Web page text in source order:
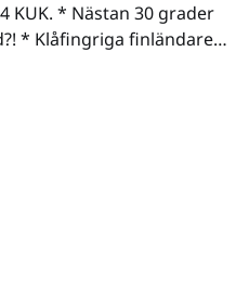
grader
* Steak &